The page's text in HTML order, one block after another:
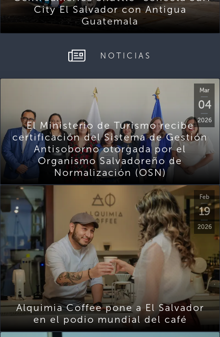
City El Salvador con Antigua
Guatemala
NOTICIAS
Mar
04
2026
El Ministerio de Turismo recibe
certificación del Sistema de Gestión
Antisoborno otorgada por el
Organismo Salvadoreño de
Normalización (OSN)
Feb
19
2026
Alquimia Coffee pone a El Salvador
en el podio mundial del café